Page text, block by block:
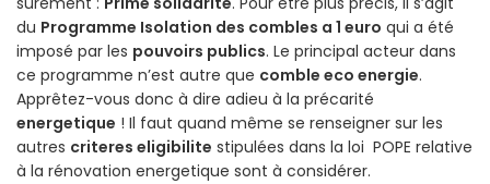
du Programme Isolation des combles a 1 euro qui a été
imposé par les pouvoirs publics. Le principal acteur dans
ce programme n’est autre que comble eco energie.
Apprêtez-vous donc à dire adieu à la précarité
energetique ! Il faut quand même se renseigner sur les
autres criteres eligibilite stipulées dans la loi POPE relative
à la rénovation energetique sont à considérer.